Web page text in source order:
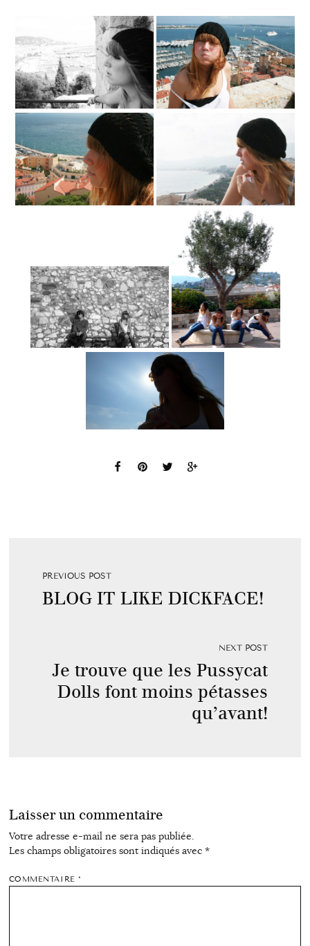
PREVIOUS POST
BLOG IT LIKE DICKFACE!
NEXT POST
Je trouve que les Pussycat
Dolls font moins pétasses
qu’avant!
Laisser un commentaire
Votre adresse e-mail ne sera pas publiée.
Les champs obligatoires sont indiqués avec *
COMMENTAIRE*